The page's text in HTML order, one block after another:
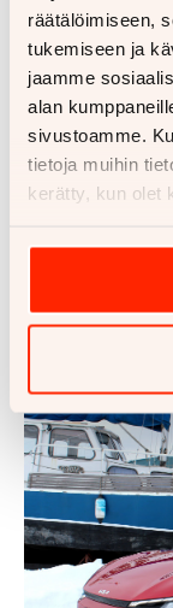
räätälöimiseen,
tukemiseen ja
jaamme
alan
sivustoamme.
tietoja muihin
kerätty, kun olet
aikana.
– En muista,
ollut koskaan
hieman
on tehdä
suin
ja EV6 on
mitä tällä